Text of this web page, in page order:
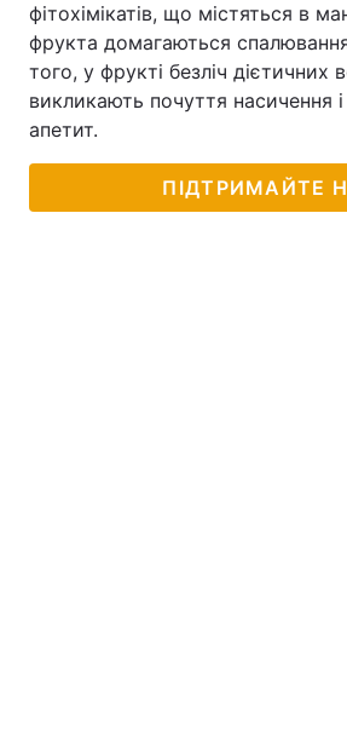
фітохімікатів, що містяться в
фрукта домагаються
того, у фрукті безліч дієтичних
викликають почуття насичення
апетит.
ПІДТРИМАЙТЕ